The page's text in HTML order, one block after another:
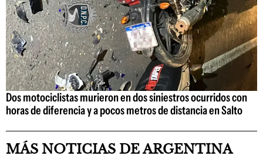
Dos motociclistas murieron en dos siniestros ocurridos con
horas de diferencia y a pocos metros de distancia en Salto
MÁS NOTICIAS DE ARGENTINA